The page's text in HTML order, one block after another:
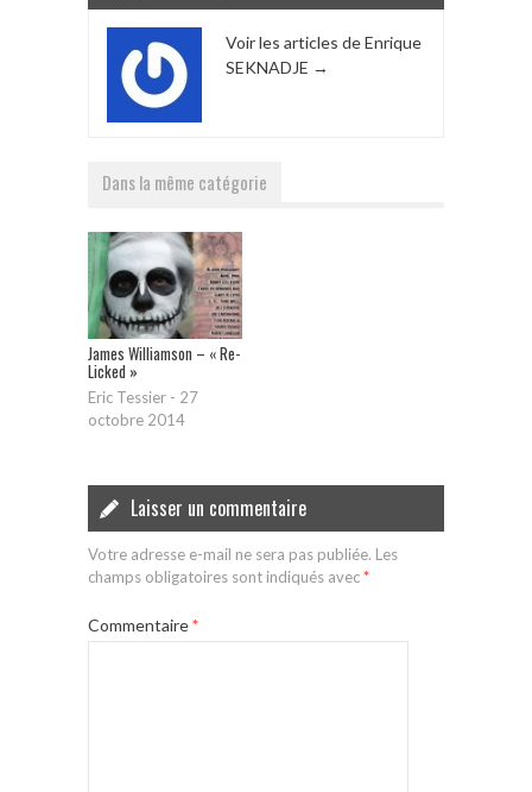
Voir les articles de Enrique
SEKNADJE →
Dans la même catégorie
James Williamson – « Re-
Licked »
Eric Tessier - 27
octobre 2014
Laisser un commentaire
Votre adresse e-mail ne sera pas publiée. Les
champs obligatoires sont indiqués avec*
Commentaire*